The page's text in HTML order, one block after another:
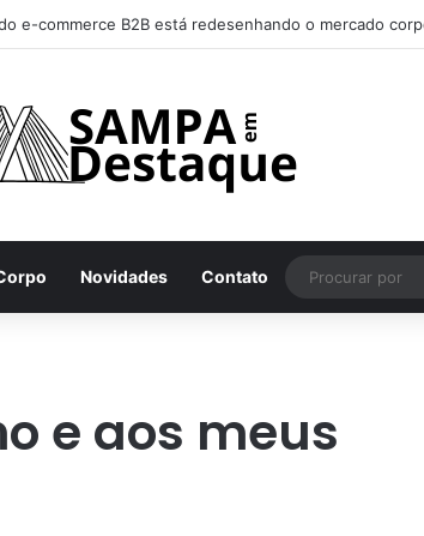
e-commerce B2B está redesenhando o mercado
Novidades Contato
e aos meus